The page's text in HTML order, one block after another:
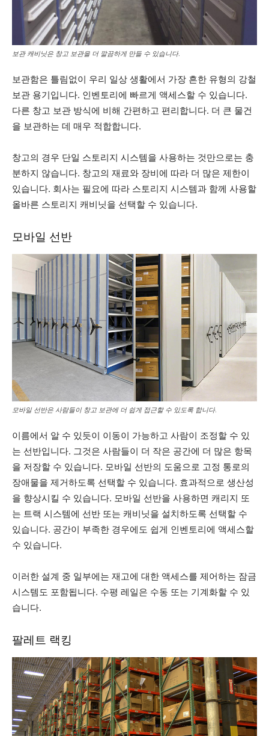
보관 캐비닛은 창고 보관을 더 깔끔하게 만들 수 있습니다.
보관함은 틀림없이 우리 일상 생활에서 가장 흔한 유형의 강철
보관 용기입니다. 인벤토리에 빠르게 액세스할 수 있습니다.
다른 창고 보관 방식에 비해 간편하고 편리합니다. 더 큰 물건
을 보관하는 데 매우 적합합니다.
창고의 경우 단일 스토리지 시스템을 사용하는 것만으로는 충
분하지 않습니다. 창고의 재료와 장비에 따라 더 많은 제한이
있습니다. 회사는 필요에 따라 스토리지 시스템과 함께 사용할
올바른 스토리지 캐비닛을 선택할 수 있습니다.
모바일 선반
모바일 선반은 사람들이 창고 보관에 더 쉽게 접근할 수 있도록 합니다.
이름에서 알 수 있듯이 이동이 가능하고 사람이 조정할 수 있
는 선반입니다. 그것은 사람들이 더 작은 공간에 더 많은 항목
을 저장할 수 있습니다. 모바일 선반의 도움으로 고정 통로의
장애물을 제거하도록 선택할 수 있습니다. 효과적으로 생산성
을 향상시킬 수 있습니다. 모바일 선반을 사용하면 캐리지 또
는 트랙 시스템에 선반 또는 캐비닛을 설치하도록 선택할 수
있습니다. 공간이 부족한 경우에도 쉽게 인벤토리에 액세스할
수 있습니다.
이러한 설계 중 일부에는 재고에 대한 액세스를 제어하는 잠금
시스템도 포함됩니다. 수평 레일은 수동 또는 기계화할 수 있
습니다.
팔레트 랙킹